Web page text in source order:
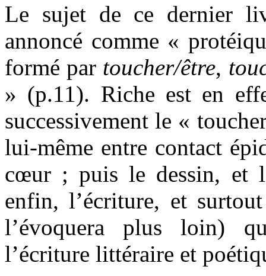
Le sujet de ce dernier
annoncé comme «
formé par toucher/être,
» (p.11). Riche est en
successivement le «
lui-même entre contact
cœur ; puis le dessin, et
enfin, l’écriture, et
l’évoquera plus loin)
l’écriture littéraire et